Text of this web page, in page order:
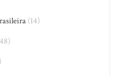
(14)